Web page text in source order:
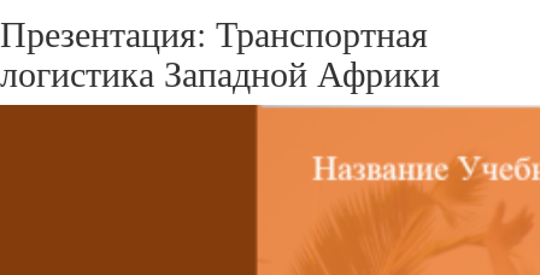
Презентация: Транспортная
логистика Западной Африки